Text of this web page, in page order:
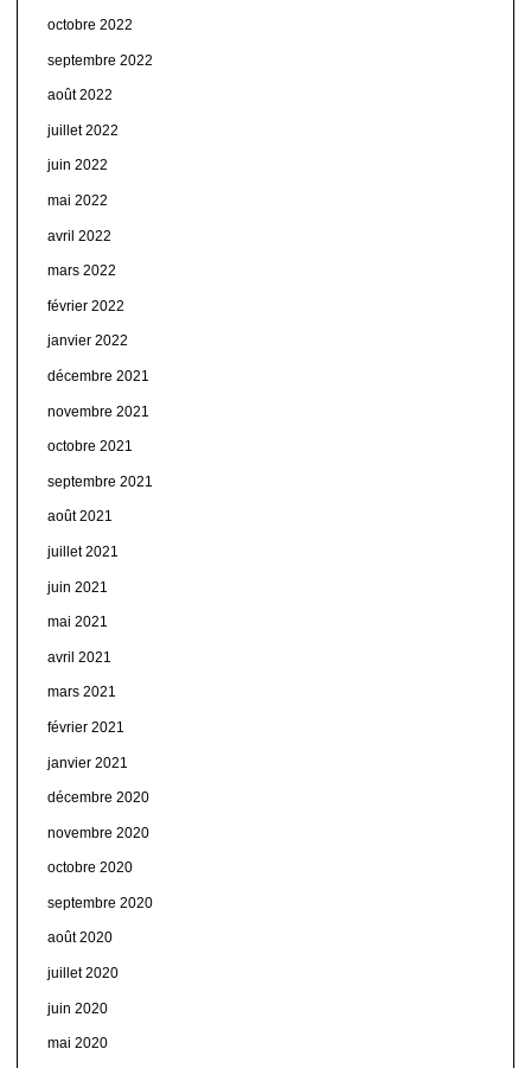
octobre 2022
septembre 2022
août 2022
juillet 2022
juin 2022
mai 2022
avril 2022
mars 2022
février 2022
janvier 2022
décembre 2021
novembre 2021
octobre 2021
septembre 2021
août 2021
juillet 2021
juin 2021
mai 2021
avril 2021
mars 2021
février 2021
janvier 2021
décembre 2020
novembre 2020
octobre 2020
septembre 2020
août 2020
juillet 2020
juin 2020
mai 2020